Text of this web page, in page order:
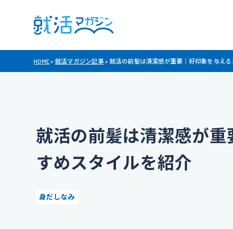
HOME> 就活マガジン記事 > 就活の前髪は清潔感が重要｜好印象を与え
就活の前髪は清潔感が
すめスタイルを紹介
身だしなみ